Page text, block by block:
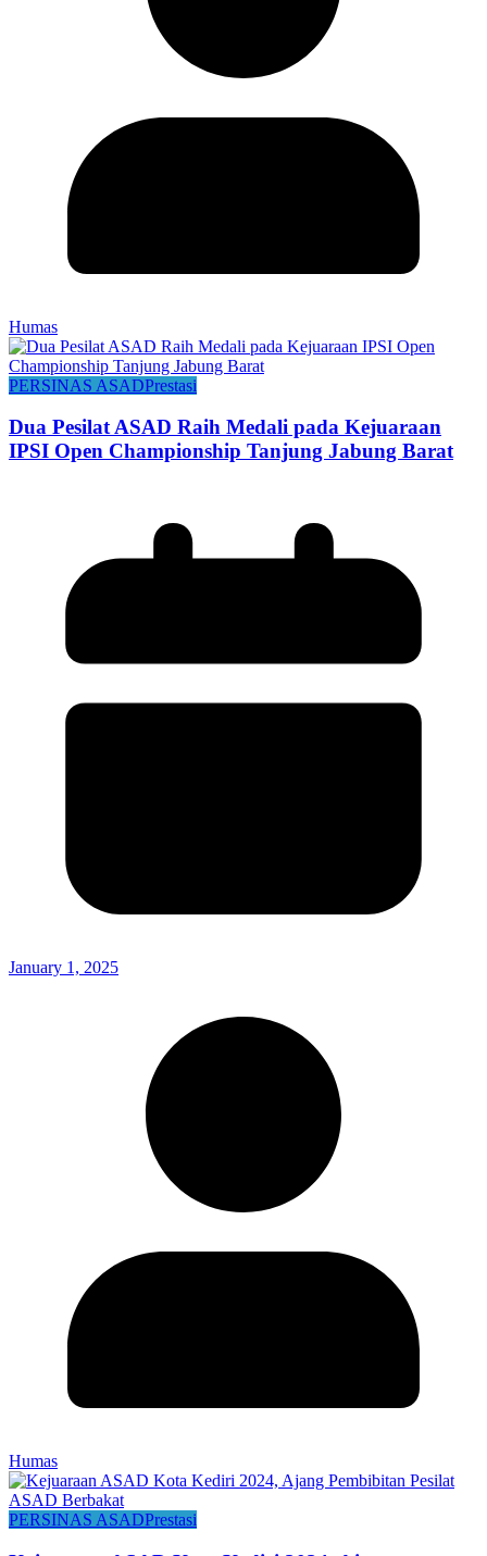
Humas
PERSINAS ASADPrestasi
Dua Pesilat ASAD Raih Medali pada Kejuaraan
IPSI Open Championship Tanjung Jabung Barat
January 1, 2025
Humas
PERSINAS ASADPrestasi